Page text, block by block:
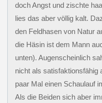
doch Angst und zischte
lies das aber völlig kalt.
den Feldhasen von Natur
die Häsin ist dem Mann
unten). Augenscheinlich
nicht als satisfaktionsfähig
paar Mal einen Schaulauf
Als die Beiden sich aber